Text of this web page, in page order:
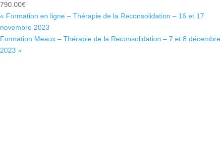
790.00€
« Formation en ligne – Thérapie de la Reconsolidation – 16 et 17
novembre 2023
Formation Meaux – Thérapie de la Reconsolidation – 7 et 8 décembre
2023 »